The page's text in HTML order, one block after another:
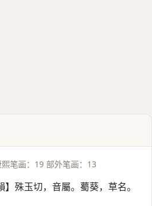
熙笔画：19 部外笔画：13
】殊玉切，音屬。薥葵，草名。